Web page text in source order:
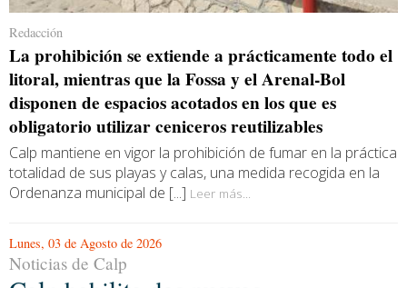
Redacción
La prohibición se extiende a prácticamente todo el
litoral, mientras que la Fossa y el Arenal-Bol
disponen de espacios acotados en los que es
obligatorio utilizar ceniceros reutilizables
Calp mantiene en vigor la prohibición de fumar en la práctica
totalidad de sus playas y calas, una medida recogida en la
Ordenanza municipal de [...] Leer más...
Lunes, 03 de Agosto de 2026
Noticias de Calp